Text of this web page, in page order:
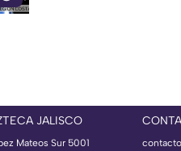
JALISCO
Mateos Sur 5001